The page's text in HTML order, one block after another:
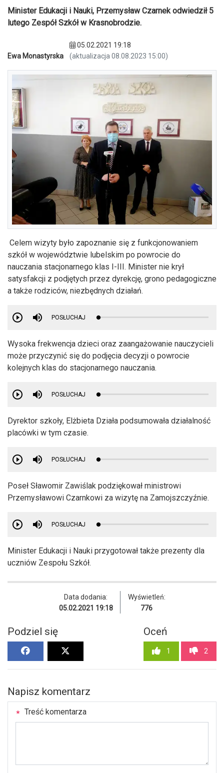
Minister Edukacji i Nauki, Przemysław Czarnek odwiedził 5
lutego Zespół Szkół w Krasnobrodzie.
Ewa Monastyrska
05.02.2021 19:18
(aktualizacja 08.08.2023 15:00)
Celem wizyty było zapoznanie się z funkcjonowaniem
szkół w województwie lubelskim po powrocie do
nauczania stacjonarnego klas I-III. Minister nie krył
satysfakcji z podjętych przez dyrekcję, grono pedagogiczne
a także rodziców, niezbędnych działań.
POSŁUCHAJ
Wysoka frekwencja dzieci oraz zaangażowanie nauczycieli
może przyczynić się do podjęcia decyzji o powrocie
kolejnych klas do stacjonarnego nauczania.
POSŁUCHAJ
Dyrektor szkoły, Elżbieta Działa podsumowała działalność
placówki w tym czasie.
POSŁUCHAJ
Poseł Sławomir Zawiślak podziękował ministrowi
Przemysławowi Czarnkowi za wizytę na Zamojszczyźnie.
POSŁUCHAJ
Minister Edukacji i Nauki przygotował także prezenty dla
uczniów Zespołu Szkół.
Data dodania:
05.02.2021 19:18
Wyświetleń:
776
Podziel się Oceń
1 2
Napisz komentarz
Treść komentarza